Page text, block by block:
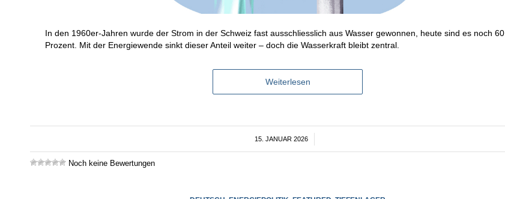
In den 1960er-Jahren wurde der Strom in der Schweiz fast ausschliesslich aus Wasser gewonnen, heute sind es noch 60
Prozent. Mit der Energiewende sinkt dieser Anteil weiter – doch die Wasserkraft bleibt zentral.
Weiterlesen
15. JANUAR 2026
/
Noch keine Bewertungen